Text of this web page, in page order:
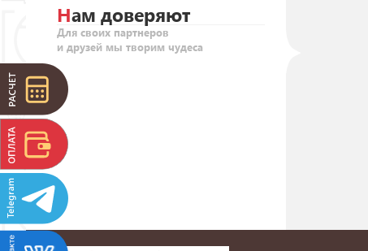
Нам доверяют
Для своих партнеров
и друзей мы творим чудеса